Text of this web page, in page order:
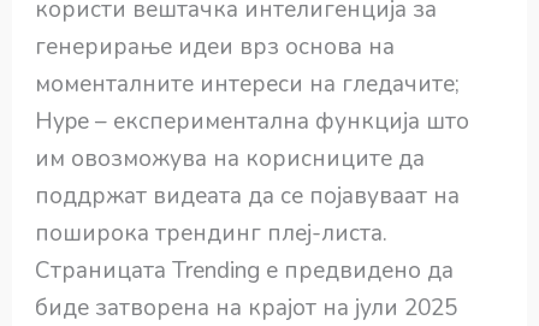
користи вештачка интелигенција за
генерирање идеи врз основа на
моменталните интереси на гледачите;
Hype – експериментална функција што
им овозможува на корисниците да
поддржат видеата да се појавуваат на
поширока трендинг плеј-листа.
Страницата Trending е предвидено да
биде затворена на крајот на јули 2025